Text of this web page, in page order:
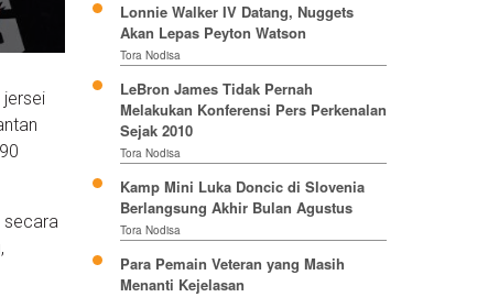
jersei
secara
Lonnie Walker IV Datang, Nuggets
Akan Lepas Peyton Watson
Tora Nodisa
LeBron James Tidak Pernah
Melakukan Konferensi Pers Perkenalan
Sejak 2010
Tora Nodisa
Kamp Mini Luka Doncic di Slovenia
Berlangsung Akhir Bulan Agustus
Tora Nodisa
Para Pemain Veteran yang Masih
Menanti Kejelasan